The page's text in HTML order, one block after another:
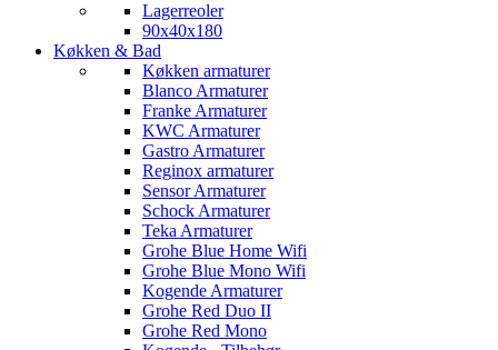
Lagerreoler
90x40x180
Køkken & Bad
Køkken armaturer
Blanco Armaturer
Franke Armaturer
KWC Armaturer
Gastro Armaturer
Reginox armaturer
Sensor Armaturer
Schock Armaturer
Teka Armaturer
Grohe Blue Home Wifi
Grohe Blue Mono Wifi
Kogende Armaturer
Grohe Red Duo II
Grohe Red Mono